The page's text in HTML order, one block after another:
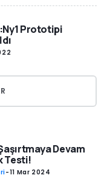
Prototipi
Devam
Testi!
-11 Mar 2024